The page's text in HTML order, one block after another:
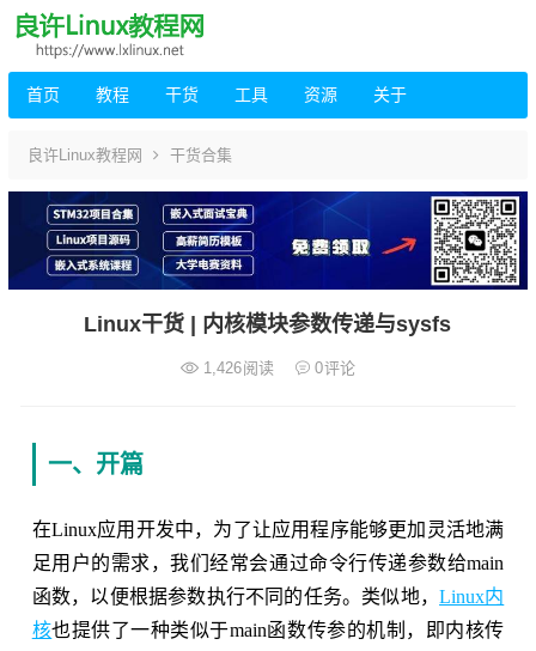
首页 教程 干货 工具 资源 关于
良许Linux教程网 干货合集
Linux干货 | 内核模块参数传递与sysfs
1,426阅读 0评论
一、开篇
在Linux应用开发中，为了让应用程序能够更加灵活地满
足用户的需求，我们经常会通过命令行传递参数给main
函数，以便根据参数执行不同的任务。类似地，Linux内
核也提供了一种类似于main函数传参的机制，即内核传